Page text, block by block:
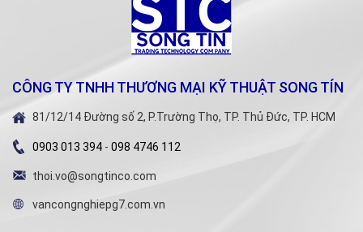
CÔNG TY TNHH THƯƠNG MẠI KỸ THUẬT SONG TÍN
81/12/14 Đường số 2, P.Trường Thọ, TP. Thủ Đức, TP. HCM
0903 013 394 - 098 4746 112
thoi.vo@songtinco.com
vancongnghiepg7.com.vn